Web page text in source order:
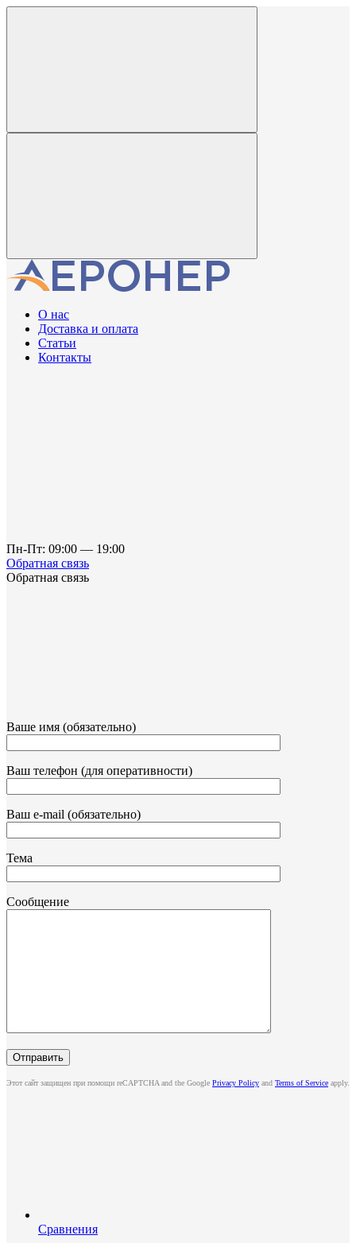
О нас
Доставка и оплата
Статьи
Контакты
Пн-Пт: 09:00 — 19:00
Обратная связь
Обратная связь
Ваше имя (обязательно)
Ваш телефон (для оперативности)
Ваш e-mail (обязательно)
Тема
Сообщение
Этот сайт защищен при помощи reCAPTCHA and the Google Privacy Policy and Terms of Service apply.
Сравнения